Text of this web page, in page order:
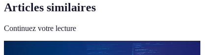
Articles similaires
Continuez votre lecture